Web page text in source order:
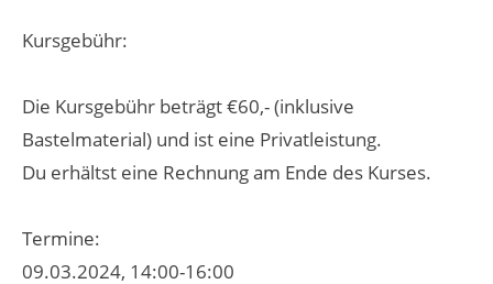
Kursgebühr:
Die Kursgebühr beträgt €60,- (inklusive
Bastelmaterial) und ist eine Privatleistung.
Du erhältst eine Rechnung am Ende des Kurses.
Termine:
09.03.2024, 14:00-16:00